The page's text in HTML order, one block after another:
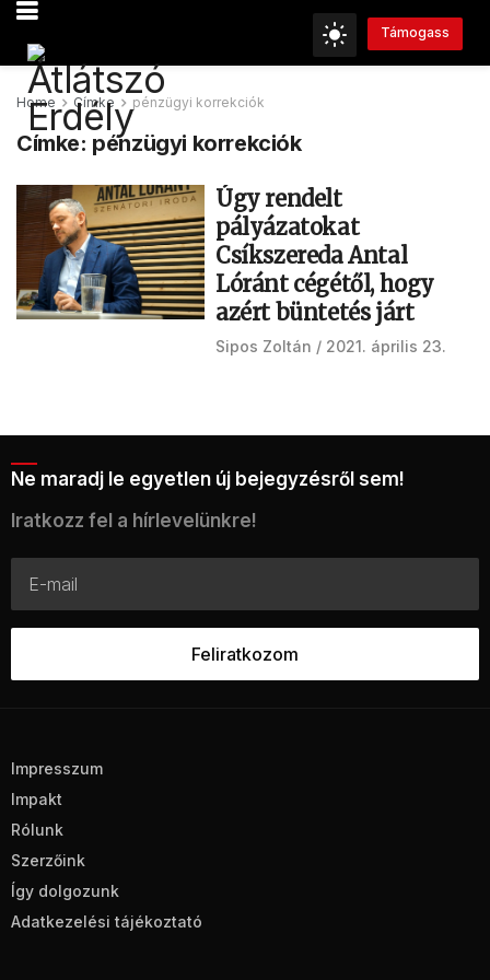
Támogass
Home Címke pénzügyi korrekciók
Címke: pénzügyi korrekciók
Úgy rendelt
pályázatokat
Csíkszereda Antal
Lóránt cégétől, hogy
azért büntetés járt
Sipos Zoltán 2021. április 23.
Ne maradj le egyetlen új bejegyzésről sem!
Iratkozz fel a hírlevelünkre!
Impresszum
Impakt
Rólunk
Szerzőink
Így dolgozunk
Adatkezelési tájékoztató